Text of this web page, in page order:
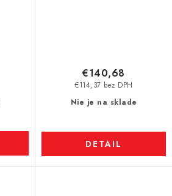
Nie je na sklade
€114,37 bez DPH
€140,68
DETAIL